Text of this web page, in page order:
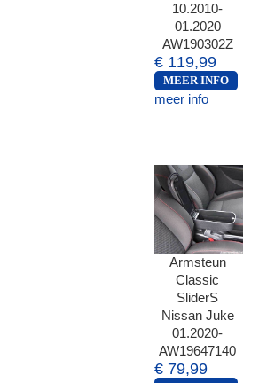
10.2010-
01.2020
AW190302Z
€ 119,99
MEER INFO
meer info
Armsteun
Classic
SliderS
Nissan Juke
01.2020-
AW19647140
€ 79,99